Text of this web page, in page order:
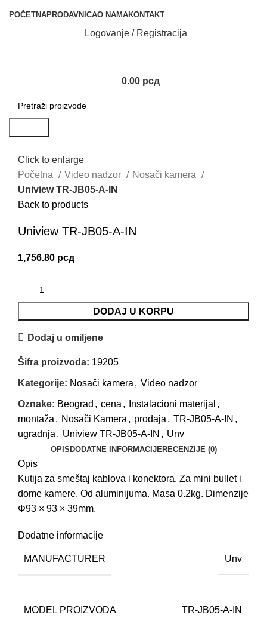
POČETNAPRODAVNICAO NAMAKONTAKT
Logovanje / Registracija
0.00 рсд
Click to enlarge
Početna
Video nadzor
Nosači kamera
Uniview TR-JB05-A-IN
Back to products
Uniview TR-JB05-A-IN
1,756.80 рсд
DODAJ U KORPU
Dodaj u omiljene
Šifra proizvoda: 19205
Kategorije: Nosači kamera , Video nadzor
Oznake: Beograd , cena , Instalacioni materijal ,
montaža , Nosači Kamera , prodaja , TR-JB05-A-IN ,
ugradnja , Uniview TR-JB05-A-IN , Unv
OPIS DODATNE INFORMACIJERECENZIJE (0)
Opis
Kutija za smeštaj kablova i konektora. Za mini bullet i
dome kamere. Od aluminijuma. Masa 0.2kg. Dimenzije
Φ93 × 93 × 39mm.
Dodatne informacije
MANUFACTURER Unv
MODEL PROIZVODA TR-JB05-A-IN